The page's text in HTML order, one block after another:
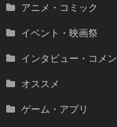
アニメ・コミック
イベント・映画祭
インタビュー・コメ
オススメ
ゲーム・アプリ